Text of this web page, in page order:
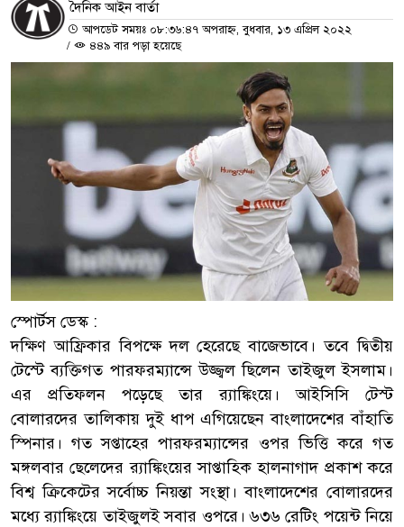
দৈনিক আইন বার্তা
আপডেট সময়ঃ ০৮:৩৬:৪৭ অপরাহ্ন, বুধবার, ১৩ এপ্রিল ২০২২
/
৪৪৯ বার পড়া হয়েছে
স্পোর্টস ডেস্ক :
দক্ষিণ আফ্রিকার বিপক্ষে দল হেরেছে বাজেভাবে। তবে দ্বিতীয়
টেস্টে ব্যক্তিগত পারফরম্যান্সে উজ্জ্বল ছিলেন তাইজুল ইসলাম।
এর প্রতিফলন পড়েছে তার র‌্যাঙ্কিংয়ে। আইসিসি টেস্ট
বোলারদের তালিকায় দুই ধাপ এগিয়েছেন বাংলাদেশের বাঁহাতি
স্পিনার। গত সপ্তাহের পারফরম্যান্সের ওপর ভিত্তি করে গত
মঙ্গলবার ছেলেদের র‌্যাঙ্কিংয়ের সাপ্তাহিক হালনাগাদ প্রকাশ করে
বিশ্ব ক্রিকেটের সর্বোচ্চ নিয়ন্তা সংস্থা। বাংলাদেশের বোলারদের
মধ্যে র‌্যাঙ্কিংয়ে তাইজুলই সবার ওপরে। ৬৩৬ রেটিং পয়েন্ট নিয়ে